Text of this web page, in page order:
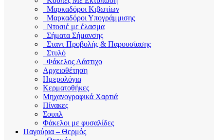
Μαρκαδόροι Κιβωτίων
Μαρκαδόροι Υπογράμμισης
Ντοσιέ με έλασμα
Σήματα Σήμανσης
Σταντ Προβολής & Παρουσίασης
Στυλό
Φάκελος Λάστιχο
Αρχειοθέτηση
Ημερολόγια
Κερματοθήκες
Μηχανογραφικά Χαρτιά
Πίνακες
Σουπλ
Φάκελοι με φυσαλίδες
Παγούρια – Θερμός